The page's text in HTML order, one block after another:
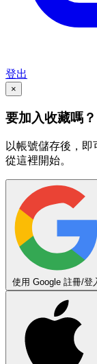
登出
×
要加入收藏嗎？
以帳號儲存後，
從這裡開始。
使用 Google 註冊/登